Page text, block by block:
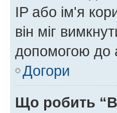
IP або ім'я
він міг
допомогою до
Догори
Що робить